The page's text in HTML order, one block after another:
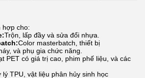
hợp cho:
Trộn, lấp đầy và sửa đổi nhựa.
Color masterbatch, thiết bị
và phụ gia chức năng.
PET có giá trị cao, phim phế liệu, và các
lý TPU, vật liệu phân hủy sinh học